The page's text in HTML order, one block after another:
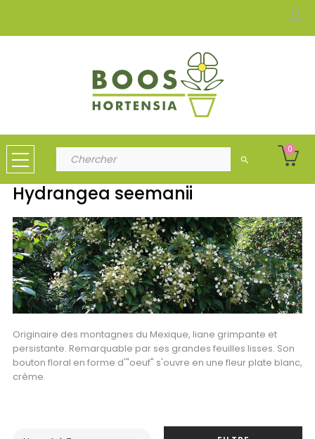
search
0
Hydrangea seemanii
Originaire des montagnes du Mexique, liane grimpante et
persistante. Remarquable par ses grandes feuilles lisses. Son
bouton floral en forme d'"oeuf" s'ouvre en une fleur plate blanc,
crème.